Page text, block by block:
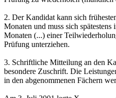
2. Der Kandidat kann sich
Monaten und muss sich spätestens
Monaten (...) einer
Prüfung unterziehen.
3. Schriftliche Mitteilung an den
besondere Zuschrift. Die
in den abgenommenen Fächern